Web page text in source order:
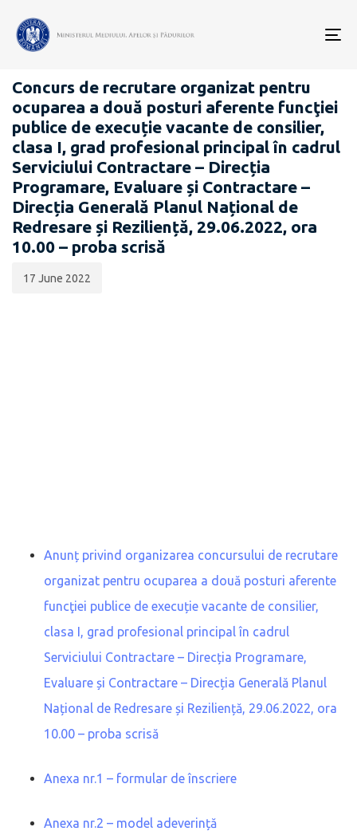
CARIERĂ
Concurs de recrutare organizat pentru
ocuparea a două posturi aferente funcţiei
publice de execuție vacante de consilier,
clasa I, grad profesional principal în cadrul
Serviciului Contractare – Direcția
Programare, Evaluare și Contractare –
Direcția Generală Planul Național de
Redresare și Reziliență, 29.06.2022, ora
10.00 – proba scrisă
publicării:
17 June 2022
Anunț privind organizarea concursului de recrutare
organizat pentru ocuparea a două posturi aferente
funcţiei publice de execuție vacante de consilier,
clasa I, grad profesional principal în cadrul
Serviciului Contractare – Direcția Programare,
Evaluare și Contractare – Direcția Generală Planul
Național de Redresare și Reziliență, 29.06.2022, ora
10.00 – proba scrisă
Anexa nr.1 – formular de înscriere
Anexa nr.2 – model adeverință